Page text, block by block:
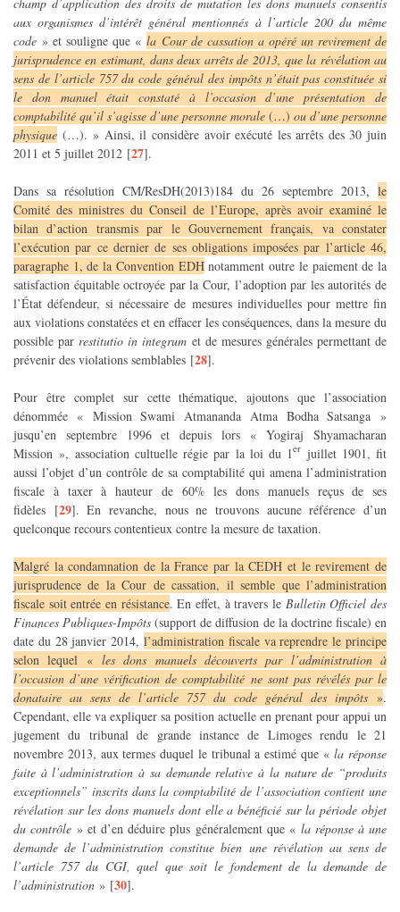
aux organismes d’intérêt général mentionnés à l’article 200 du même
code » et souligne que «la Cour de cassation a opéré un revirement de
jurisprudence en estimant, dans deux arrêts de 2013, que la révélation au
sens de l’article 757 du code général des impôts n’était pas constituée si
le don manuel était constaté à l’occasion d’une présentation de
comptabilité qu’il s’agisse d’une personne morale (…) ou d’une personne
physique (…). » Ainsi, il considère avoir exécuté les arrêts des 30 juin
2011 et 5 juillet 2012 [27].
Dans sa résolution CM/ResDH(2013)184 du 26 septembre 2013, le
Comité des ministres du Conseil de l’Europe, après avoir examiné le
bilan d’action transmis par le Gouvernement français, va constater
l’exécution par ce dernier de ses obligations imposées par l’article 46,
paragraphe 1, de la Convention EDHnotamment outre le paiement de la
satisfaction équitable octroyée par la Cour, l’adoption par les autorités de
l’État défendeur, si nécessaire de mesures individuelles pour mettre fin
aux violations constatées et en effacer les conséquences, dans la mesure du
possible par restitutio in integrum et de mesures générales permettant de
prévenir des violations semblables [28].
Pour être complet sur cette thématique, ajoutons que l’association
dénommée « Mission Swami Atmananda Atma Bodha Satsanga »
jusqu’en septembre 1996 et depuis lors « Yogiraj Shyamacharan
Mission », association cultuelle régie par la loi du 1er juillet 1901, fit
aussi l’objet d’un contrôle de sa comptabilité qui amena l’administration
fiscale à taxer à hauteur de 60% les dons manuels reçus de ses
fidèles [29]. En revanche, nous ne trouvons aucune référence d’un
quelconque recours contentieux contre la mesure de taxation.
Malgré la condamnation de la France par la CEDH et le revirement de
jurisprudence de la Cour de cassation, il semble que l’administration
fiscale soit entrée en résistance. En effet, à travers le Bulletin Officiel des
Finances Publiques-Impôts (support de diffusion de la doctrine fiscale) en
date du 28 janvier 2014, l’administration fiscale va reprendre le principe
selon lequel « les dons manuels découverts par l’administration à
l’occasion d’une vérification de comptabilité ne sont pas révélés par le
donataire au sens de l’article 757 du code général des impôts ».
Cependant, elle va expliquer sa position actuelle en prenant pour appui un
jugement du tribunal de grande instance de Limoges rendu le 21
novembre 2013, aux termes duquel le tribunal a estimé que «la réponse
faite à l’administration à sa demande relative à la nature de “produits
exceptionnels” inscrits dans la comptabilité de l’association contient une
révélation sur les dons manuels dont elle a bénéficié sur la période objet
du contrôle » et d’en déduire plus généralement que « la réponse à une
demande de l’administration constitue bien une révélation au sens de
l’article 757 du CGI, quel que soit le fondement de la demande de
l’administration » [30].